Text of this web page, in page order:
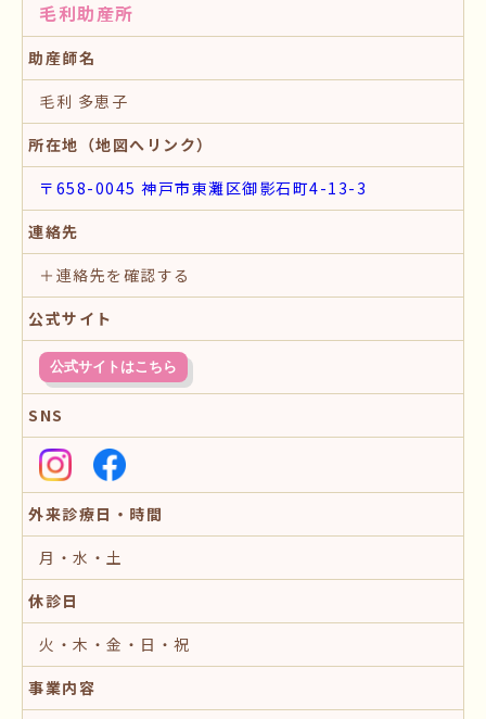
毛利助産所
助産師名
毛利 多恵子
所在地（地図へリンク）
〒658-0045 神戸市東灘区御影石町4-13-3
連絡先
＋連絡先を確認する
公式サイト
公式サイトはこちら
SNS
外来診療日・時間
月・水・土
休診日
火・木・金・日・祝
事業内容